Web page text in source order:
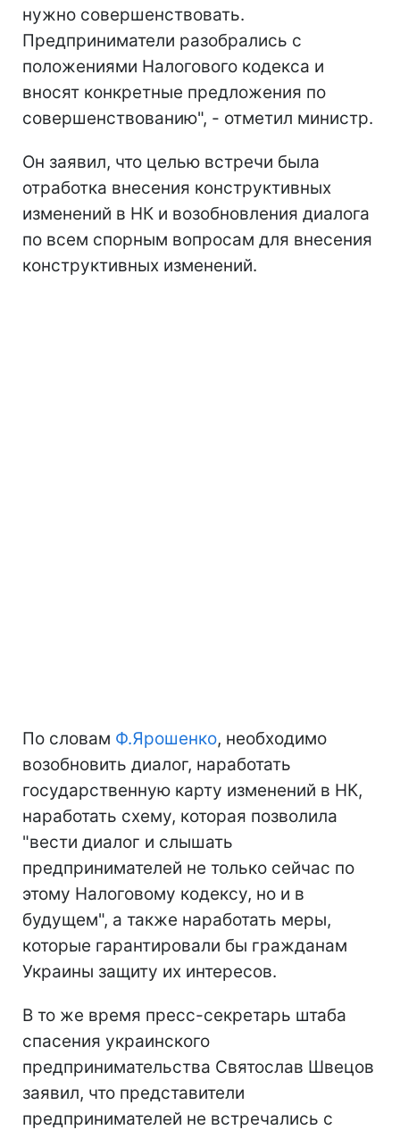
нужно совершенствовать.
Предприниматели разобрались с
положениями Налогового кодекса и
вносят конкретные предложения по
совершенствованию", - отметил министр.
Он заявил, что целью встречи была
отработка внесения конструктивных
изменений в НК и возобновления диалога
по всем спорным вопросам для внесения
конструктивных изменений.
По словам Ф.Ярошенко, необходимо
возобновить диалог, наработать
государственную карту изменений в НК,
наработать схему, которая позволила
"вести диалог и слышать
предпринимателей не только сейчас по
этому Налоговому кодексу, но и в
будущем", а также наработать меры,
которые гарантировали бы гражданам
Украины защиту их интересов.
В то же время пресс-секретарь штаба
спасения украинского
предпринимательства Святослав Швецов
заявил, что представители
предпринимателей не встречались с